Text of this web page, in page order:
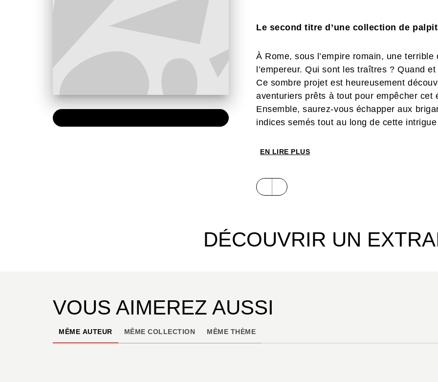
Le second titre d’une collection de
À Rome, sous l’empire romain, une
l’empereur. Qui sont les traîtres ? Quand
Ce sombre projet est heureusement
aventuriers prêts à tout pour empêcher cet
Ensemble, saurez-vous échapper aux
indices semés tout au long de cette
EN LIRE PLUS
DÉCOUVRIR UN
VOUS AIMEREZ AUSSI
MÊME AUTEUR MÊME COLLECTION MÊME THÈME